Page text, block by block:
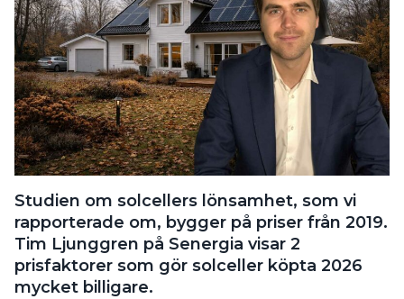
Studien om solcellers lönsamhet, som vi
rapporterade om, bygger på priser från 2019.
Tim Ljunggren på Senergia visar 2
prisfaktorer som gör solceller köpta 2026
mycket billigare.